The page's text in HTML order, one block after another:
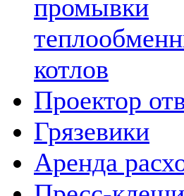
промывки
котлов
Проектор
Грязевики
Аренда